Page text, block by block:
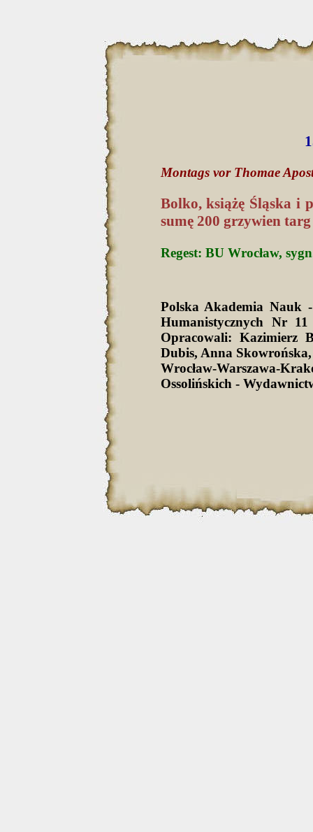
Montags vor Thomae
Bolko, książę Śląska i
sumę 200 grzywien
Regest: BU Wrocław,
Polska Akademia Nauk
Humanistycznych Nr
Opracowali: Kazimierz
Dubis, Anna
Wrocław-Warszawa-
Ossolińskich -